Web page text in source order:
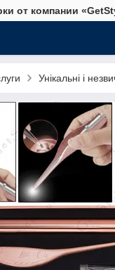
от компании
Унікальні і